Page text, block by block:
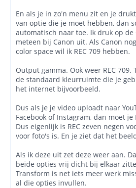
En als je in zo'n menu zit en je
van optie die je moet hebben, dan
automatisch naar toe. Ik druk op de
meteen bij Canon uit. Als Canon
color space wil ik REC 709 hebben.
Output gamma. Ook weer REC 709.
de standaard kleurruimte die je
het internet bijvoorbeeld.
Dus als je je video uploadt naar
Facebook of Instagram, dan moet je
Dus eigenlijk is REC zeven negen
voor foto's is. En je ziet dat het
Als ik deze uit zet deze weer aan.
beide opties vrij dicht bij elkaar
Transform is net iets meer werk
al die opties invullen.